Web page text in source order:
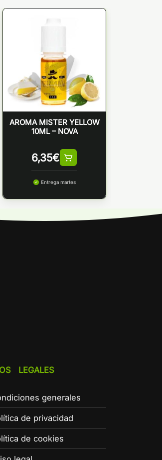
AROMA MISTER YELLOW
10ML – NOVA
6,35€
Entrega martes
LEGALES
generales
de privacidad
de cookies